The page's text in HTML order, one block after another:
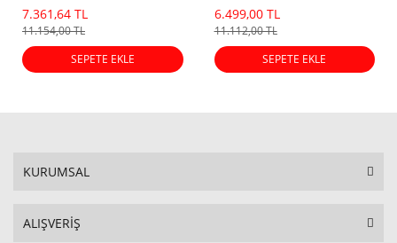
7.361,64 TL
11.154,00 TL
SEPETE EKLE
6.499,00 TL
11.112,00 TL
SEPETE EKLE
KURUMSAL
ALIŞVERİŞ